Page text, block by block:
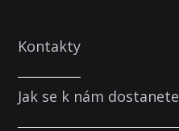
Kontakty
Jak se k nám dostanete